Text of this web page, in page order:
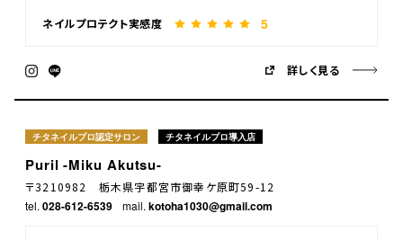
ネイルプロテクト実感度 5
詳しく見る
チタネイルプロ認定サロン チタネイルプロ導入店
Puril -Miku Akutsu-
〒3210982 栃木県宇都宮市御幸ケ原町59-12
tel.028-612-6539 mail.kotoha1030@gmail.com